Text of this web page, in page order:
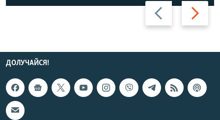
Назад Вперед
ДОЛУЧАЙСЯ!